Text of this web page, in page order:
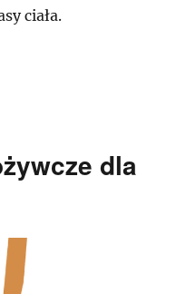
ciała.
dla